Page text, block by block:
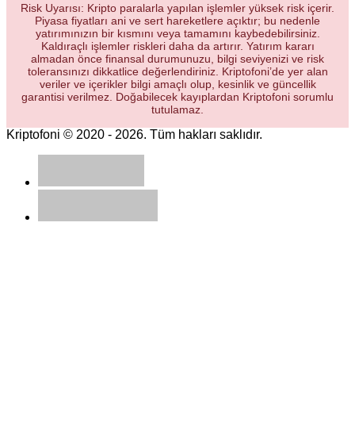
Risk Uyarısı: Kripto paralarla yapılan işlemler yüksek risk içerir.
Piyasa fiyatları ani ve sert hareketlere açıktır; bu nedenle
yatırımınızın bir kısmını veya tamamını kaybedebilirsiniz.
Kaldıraçlı işlemler riskleri daha da artırır. Yatırım kararı
almadan önce finansal durumunuzu, bilgi seviyenizi ve risk
toleransınızı dikkatlice değerlendiriniz. Kriptofoni’de yer alan
veriler ve içerikler bilgi amaçlı olup, kesinlik ve güncellik
garantisi verilmez. Doğabilecek kayıplardan Kriptofoni sorumlu
tutulamaz.
Kriptofoni © 2020 - 2026. Tüm hakları saklıdır.